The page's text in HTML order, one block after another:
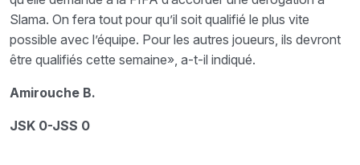
Slama. On fera tout pour qu’il soit qualifié le plus vite
possible avec l’équipe. Pour les autres joueurs, ils devront
être qualifiés cette semaine», a-t-il indiqué.
Amirouche B.
JSK 0-JSS 0